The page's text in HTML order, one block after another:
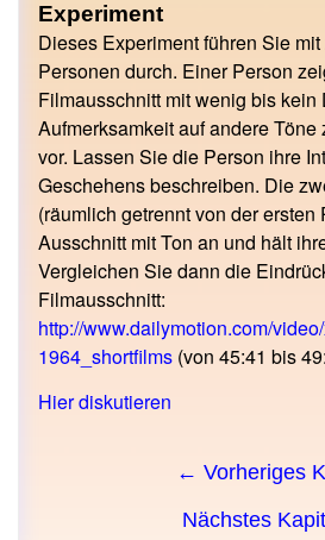
Experiment
Dieses Experiment führen Sie
Personen durch. Einer Person
Filmausschnitt mit wenig bis kein
Aufmerksamkeit auf andere Töne
vor. Lassen Sie die Person ihre
Geschehens beschreiben. Die
(räumlich getrennt von der ersten
Ausschnitt mit Ton an und hält
Vergleichen Sie dann die
Filmausschnitt:
http://www.dailymotion.com/
1964_shortfilms (von 45:41 bis
Hier diskutieren